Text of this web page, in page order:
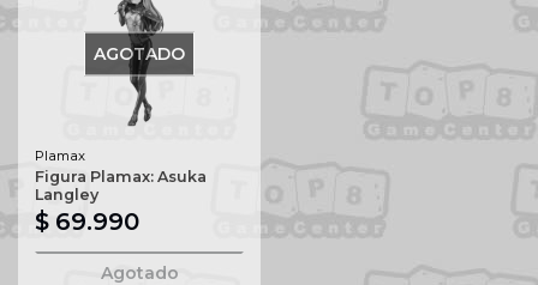
AGOTADO
Plamax
Figura Plamax: Asuka
Langley
$ 69.990
Agotado